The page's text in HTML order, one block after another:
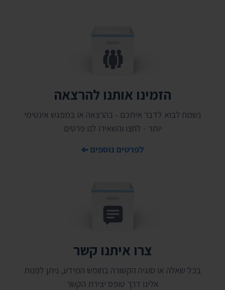
הזמינו אותנו להרצאה
נשמח לבוא לדבר איתכם - בהרצאה או במפגש אינטימי
יותר - לחצו והשאירו לנו פרטים
לפרטים נוספים
צרו איתנו קשר
בכל שאלה או סוגיה הקשורה בחופש המידע, ניתן לפנות
אלינו דרך טופס יצירת הקשר